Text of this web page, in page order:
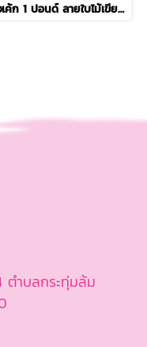
กล่องเค้ก 1 ปอนด์ ลายใบไม้เขียว รุ่น EASY
ำบลกระทุ่มล้ม